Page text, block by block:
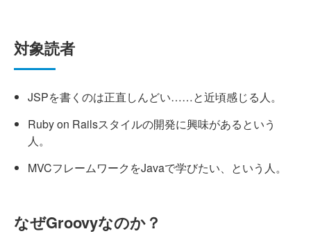
対象読者
JSPを書くのは正直しんどい……と近頃感じる人。
Ruby on Railsスタイルの開発に興味があるという
人。
MVCフレームワークをJavaで学びたい、という人。
なぜGroovyなのか？